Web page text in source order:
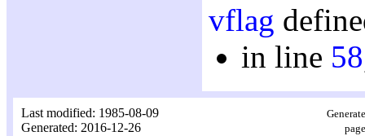
vflag
in line 58
Last modified: 1985-08-09
Generated: 2016-12-26